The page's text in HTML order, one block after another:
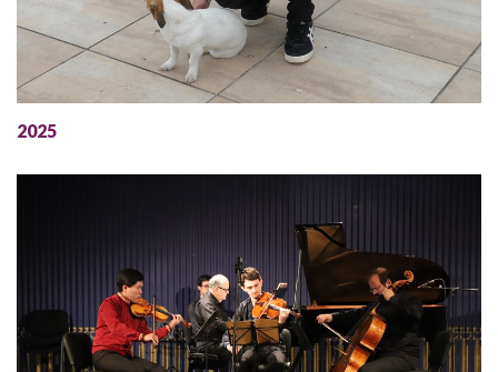
2025